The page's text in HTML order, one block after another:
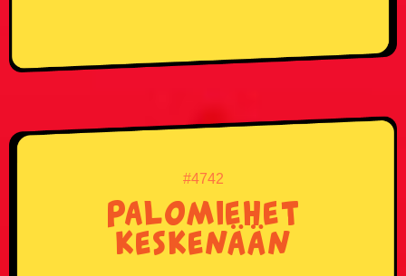
#4742
Palomiehet
keskenään